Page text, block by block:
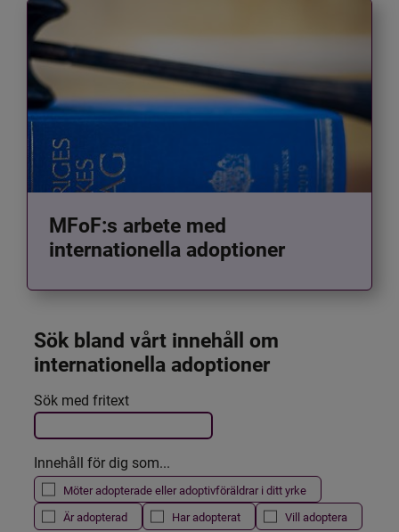
MFoF:s arbete med
internationella adoptioner
Sök bland vårt innehåll om
internationella adoptioner
Filtrera resultatet
Det här formuläret postas automatiskt
Sök med fritext
Innehåll för dig som...
Möter adopterade eller adoptivföräldrar i ditt yrke
Är adopterad
Har adopterat Vill adoptera